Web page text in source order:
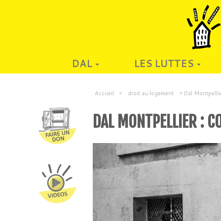
DAL LES LUTTES
Accueil » droit au logement » Dal
DAL MONTPELLIER :